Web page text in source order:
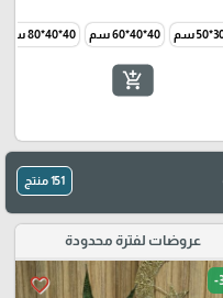
40*40*60 سم 40*40*80 سم
add_shopping_cart
151 منتج
عروضات لفترة محدودة
favorite_border -